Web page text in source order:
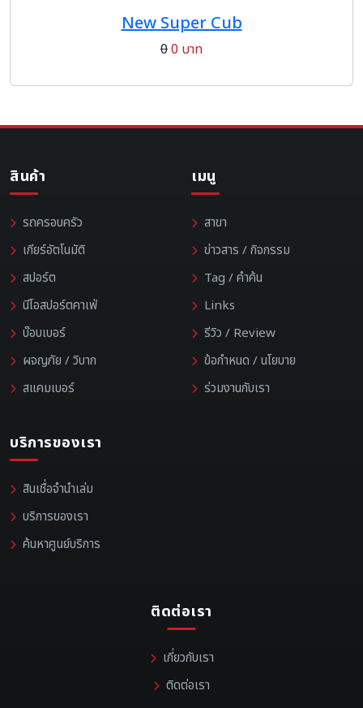
New Super Cub
00 บาท
สินค้า
รถครอบครัว
เกียร์อัตโนมัติ
สปอร์ต
นีโอสปอร์ตคาเฟ่
บ๊อบเบอร์
ผจญภัย / วิบาก
สแคมเบอร์
เมนู
สาขา
ข่าวสาร / กิจกรรม
Tag / คำค้น
Links
รีวิว / Review
ข้อกำหนด / นโยบาย
ร่วมงานกับเรา
บริการของเรา
สินเชื่อจำนำเล่ม
บริการของเรา
ค้นหาศูนย์บริการ
ติดต่อเรา
เกี่ยวกับเรา
ติดต่อเรา